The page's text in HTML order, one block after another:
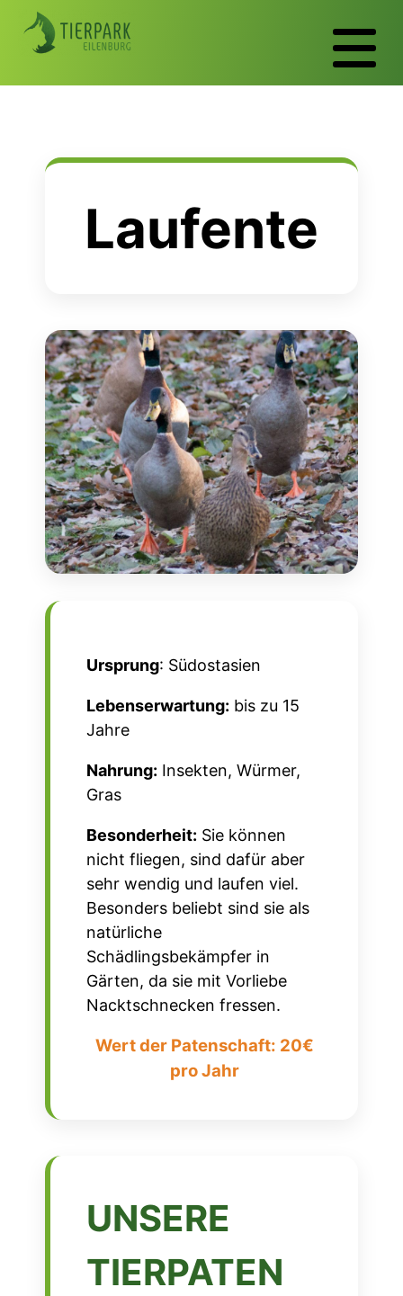
Laufente
Ursprung: Südostasien
Lebenserwartung: bis zu 15
Jahre
Nahrung: Insekten, Würmer,
Gras
Besonderheit: Sie können
nicht fliegen, sind dafür aber
sehr wendig und laufen viel.
Besonders beliebt sind sie als
natürliche
Schädlingsbekämpfer in
Gärten, da sie mit Vorliebe
Nacktschnecken fressen.
Wert der Patenschaft: 20€
pro Jahr
UNSERE
TIERPATEN